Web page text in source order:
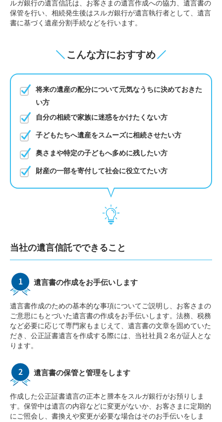
ルガ銀行の遺言信託は、お客さまの遺言作成への協力、遺言書の
保管を行い、相続発生後はスルガ銀行が遺言執行者として、遺言
書に基づく遺産分割手続などを行います。
こんな方におすすめ
将来の遺産の配分について元気なうちに決めておきた
い方
自分の相続で家族に迷惑をかけたくない方
子どもたちへ遺産をスムーズに相続させたい方
奥さまや特定の子どもへ多めに残したい方
財産の一部を寄付して社会に役立てたい方
当社の遺言信託でできること
遺言書の作成をお手伝いします
遺言書作成のための基本的な事項についてご説明し、お客さまの
ご意思にもとづいた遺言書の作成をお手伝いします。法務、税務
など必要に応じて専門家もまじえて、遺言書の文章を固めていた
だき、公正証書遺言を作成する際には、当社社員２名が証人とな
ります。
遺言書の保管と管理をします
作成した公正証書遺言の正本と謄本をスルガ銀行がお預りしま
す。保管中は遺言の内容などに変更がないか、お客さまに定期的
にご照会し、書換えや変更が必要な場合はそのお手伝いをしま